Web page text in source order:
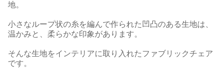
地。
小さなループ状の糸を編んで作られた凹凸のある生地は、
温かみと、柔らかな印象があります。
そんな生地をインテリアに取り入れたファブリックチェア
です。